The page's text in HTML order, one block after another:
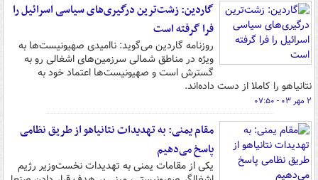
گاردین: زشت‌ترین درگیری‌های سیاسی اسرائیل را
فرا گرفته است
روزنامه گاردین می‌گوید: ناامیدی صهیونیست‌ها به
ویژه در مناطق شمالی سرزمین‌های اشغالی رو به
گسترش است و صهیونیست‌ها اعتماد خود به
نتانیاهو را کاملا از دست داده‌اند.
۲ مهر ۰۳ - ۰۷:۵۰
مقام یمنی: به تهدیدات نتانیاهو از طریق نظامی
پاسخ می‌دهیم
یکی از مقامات یمنی به تهدیدات نخست‌وزیر رژیم